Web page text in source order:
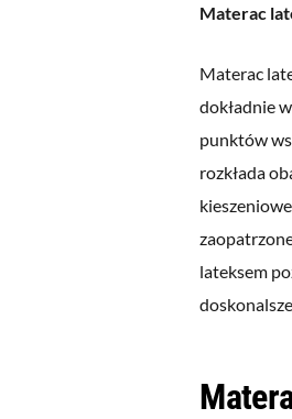
Materac
Materac
dokładnie
punktów
rozkłada
lateksem